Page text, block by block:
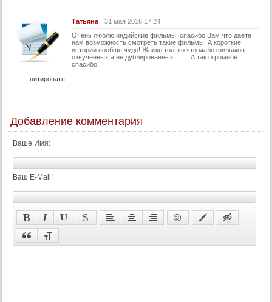
31 серия
32 серия
33 серия
35 серия
37 серия
38 серия
39 серия
40 серия
41 серия
42 серия
43 серия
44 серия
Татьяна
31 мая 2016 17:24
Очень люблю индийские фильмы, спасибо Вам что даете
нам возможность смотреть такие фильмы. А короткие
истории вообще чудо! Жалко только что мало фильмов
озвученных а не дублированных …… А так огромное
спасибо.
цитировать
Добавление комментария
Ваше Имя:
Ваш E-Mail: